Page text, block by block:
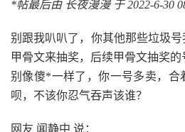
*帖最后由 长夜漫漫 于 2022-6-30
别跟我叭叭了，你其他那些垃圾
甲骨文来抽奖，后续甲骨文抽奖的
别像傻*一样了，你一号多卖，合
呗，不该你忍气吞声该谁？
网友 闻静中 说：